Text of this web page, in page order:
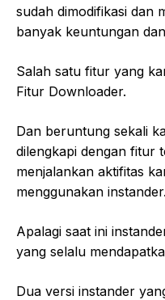
sudah dimodifikasi dan
banyak keuntungan
Salah satu fitur yang
Fitur Downloader.
Dan beruntung sekali
dilengkapi dengan fitur
menjalankan aktifitas
menggunakan instander.
Apalagi saat ini
yang selalu
Dua versi instander